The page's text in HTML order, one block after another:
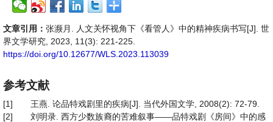
文章引用： 张濒月. 人文关怀视角下《看管人》中的精神疾病书写[J]. 世
界文学研究, 2023, 11(3): 221-225.
https://doi.org/10.12677/WLS.2023.113039
参考文献
[1]
王燕. 论品特戏剧里的疾病[J]. 当代外国文学, 2008(2): 72-79.
[2]
刘明录. 西方少数族裔的苦难叙事——品特戏剧《房间》中的感